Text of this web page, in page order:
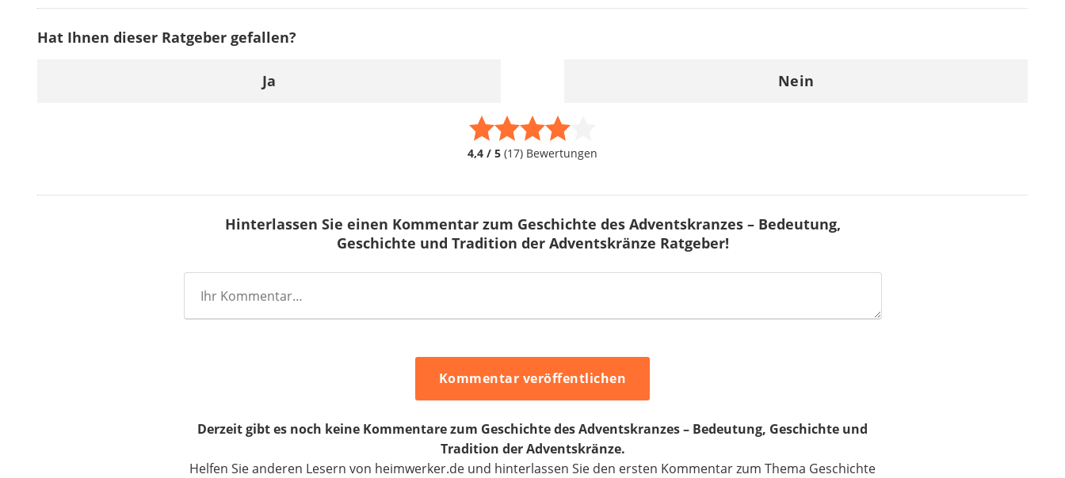
Hat Ihnen dieser Ratgeber gefallen?
Ja Nein
4,4 / 5 (17) Bewertungen
Hinterlassen Sie einen Kommentar zum Geschichte des Adventskranzes – Bedeutung,
Geschichte und Tradition der Adventskränze Ratgeber!
Kommentar veröffentlichen
Derzeit gibt es noch keine Kommentare zum Geschichte des Adventskranzes – Bedeutung, Geschichte und
Tradition der Adventskränze.
Helfen Sie anderen Lesern von heimwerker.de und hinterlassen Sie den ersten Kommentar zum Thema Geschichte